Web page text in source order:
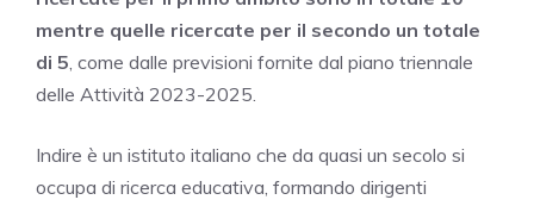
mentre quelle ricercate per il secondo un totale
di 5, come dalle previsioni fornite dal piano triennale
delle Attività 2023-2025.
Indire è un istituto italiano che da quasi un secolo si
occupa di ricerca educativa, formando dirigenti